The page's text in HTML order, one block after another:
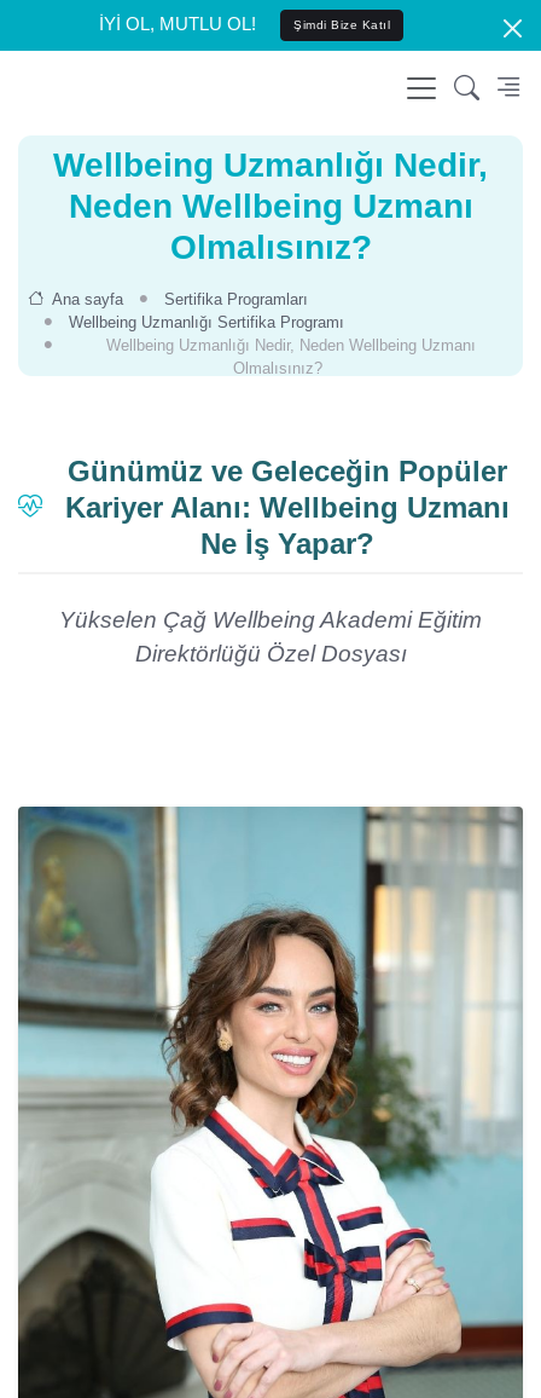
İYİ OL, MUTLU OL! Şimdi Bize Katıl
Wellbeing Uzmanlığı Nedir,
Neden Wellbeing Uzmanı
Olmalısınız?
Ana sayfa
Sertifika Programları
Wellbeing Uzmanlığı Sertifika Programı
Wellbeing Uzmanlığı Nedir, Neden Wellbeing Uzmanı
Olmalısınız?
Günümüz ve Geleceğin Popüler
Kariyer Alanı: Wellbeing Uzmanı
Ne İş Yapar?
Yükselen Çağ Wellbeing Akademi Eğitim
Direktörlüğü Özel Dosyası